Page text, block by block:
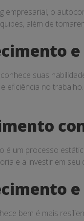
empresarial, o
além de
suas
eficiência no
é um processo
e a investir em
bem é mais